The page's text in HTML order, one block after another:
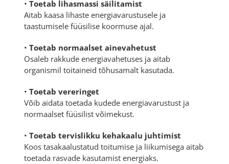
• Toetab lihasmassi säilitamist
Aitab kaasa lihaste energiavarustusele ja
taastumisele füüsilise koormuse ajal.
• Toetab normaalset ainevahetust
Osaleb rakkude energiavahetuses ja aitab
organismil toitaineid tõhusamalt kasutada.
• Toetab vereringet
Võib aidata toetada kudede energiavarustust ja
normaalset füüsilist võimekust.
• Toetab tervislikku kehakaalu juhtimist
Koos tasakaalustatud toitumise ja liikumisega aitab
toetada rasvade kasutamist energiaks.